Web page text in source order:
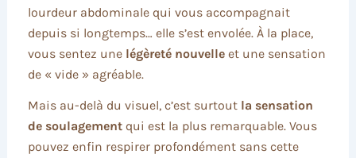
lourdeur abdominale qui vous accompagnait
depuis si longtemps… elle s’est envolée. À la place,
vous sentez une légèreté nouvelleet une sensation
de « vide » agréable.
Mais au-delà du visuel, c’est surtout la sensation
de soulagementqui est la plus remarquable. Vous
pouvez enfin respirer profondément sans cette